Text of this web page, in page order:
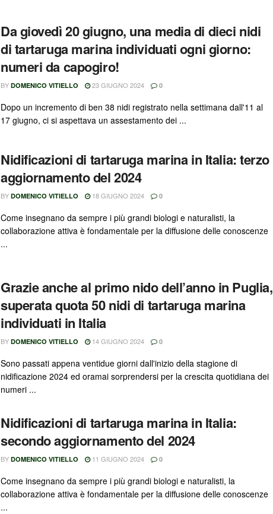
Da giovedì 20 giugno, una media di dieci nidi
di tartaruga marina individuati ogni giorno:
numeri da capogiro!
BY DOMENICO VITIELLO 23 GIUGNO 2024 0
Dopo un incremento di ben 38 nidi registrato nella settimana dall'11 al
17 giugno, ci si aspettava un assestamento dei ...
Nidificazioni di tartaruga marina in Italia: terzo
aggiornamento del 2024
BY DOMENICO VITIELLO 18 GIUGNO 2024 0
Come insegnano da sempre i più grandi biologi e naturalisti, la
collaborazione attiva è fondamentale per la diffusione delle conoscenze
...
Grazie anche al primo nido dell’anno in Puglia,
superata quota 50 nidi di tartaruga marina
individuati in Italia
BY DOMENICO VITIELLO 14 GIUGNO 2024 0
Sono passati appena ventidue giorni dall'inizio della stagione di
nidificazione 2024 ed oramai sorprendersi per la crescita quotidiana dei
numeri ...
Nidificazioni di tartaruga marina in Italia:
secondo aggiornamento del 2024
BY DOMENICO VITIELLO 11 GIUGNO 2024 0
Come insegnano da sempre i più grandi biologi e naturalisti, la
collaborazione attiva è fondamentale per la diffusione delle conoscenze
...